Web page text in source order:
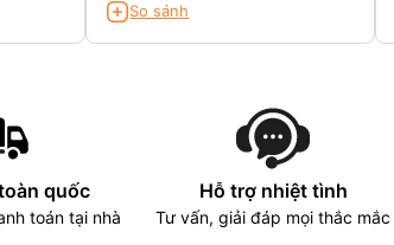
So sánh
quốc
toán tại nhà
Hỗ trợ nhiệt tình
Tư vấn, giải đáp mọi thắc mắc